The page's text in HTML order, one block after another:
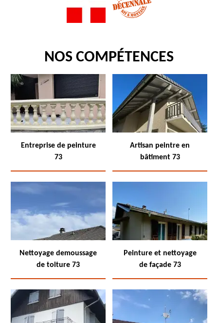
NOS COMPÉTENCES
Entreprise de peinture
73
Artisan peintre en
bâtiment 73
Nettoyage demoussage
de toiture 73
Peinture et nettoyage
de façade 73